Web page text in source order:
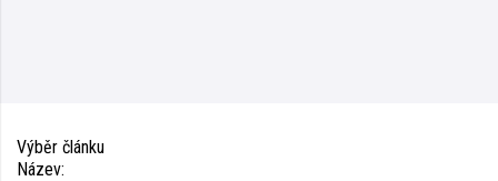
Výběr článku
Název: